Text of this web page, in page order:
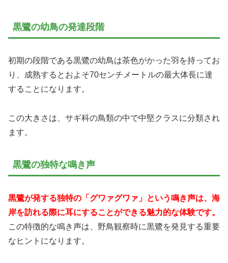
黒鷺の幼鳥の発達段階
初期の段階である黒鷺の幼鳥は茶色がかった羽を持ってお
り、成熟するとおよそ70センチメートルの最大体長に達
することになります。
この大きさは、サギ科の鳥類の中で中堅クラスに分類され
ます。
黒鷺の独特な鳴き声
黒鷺が発する独特の「グワァグワァ」という鳴き声は、海
岸を訪れる際に耳にすることができる魅力的な体験です。
この特徴的な鳴き声は、野鳥観察時に黒鷺を発見する重要
なヒントになります。